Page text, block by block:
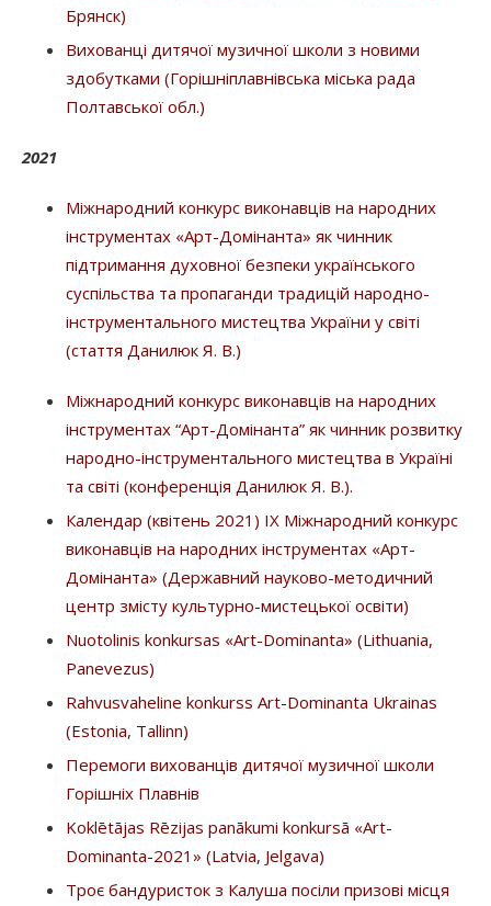
Брянск)
Вихованці дитячої музичної школи з новими
здобутками (Горішніплавнівська міська рада
Полтавської обл.)
2021
Міжнародний конкурс виконавців на народних
інструментах «Арт-Домінанта» як чинник
підтримання духовної безпеки українського
суспільства та пропаганди традицій народно-
інструментального мистецтва України у світі
(стаття Данилюк Я. В.)
Міжнародний конкурс виконавців на народних
інструментах “Арт-Домінанта” як чинник розвитку
народно-інструментального мистецтва в Україні
та світі (конференція Данилюк Я. В.).
Календар (квітень 2021) ІХ Міжнародний конкурс
виконавців на народних інструментах «Арт-
Домінанта» (Державний науково-методичний
центр змісту культурно-мистецької освіти)
Nuotolinis konkursas «Art-Dominanta» (Lithuania,
Panevezus)
Rahvusvaheline konkurss Art-Dominanta Ukrainas
(Estonia, Tallinn)
Перемоги вихованців дитячої музичної школи
Горішніх Плавнів
Koklētājas Rēzijas panākumi konkursā «Art-
Dominanta-2021» (Latvia, Jelgava)
Троє бандуристок з Калуша посіли призові місця